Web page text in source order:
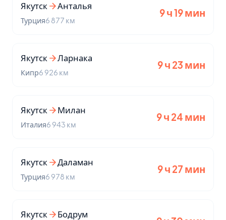
Якутск Анталья
Турция6 877 км
9 ч 19 мин
Якутск Ларнака
Кипр6 926 км
9 ч 23 мин
Якутск Милан
Италия6 943 км
9 ч 24 мин
Якутск Даламан
Турция6 978 км
9 ч 27 мин
Якутск Бодрум